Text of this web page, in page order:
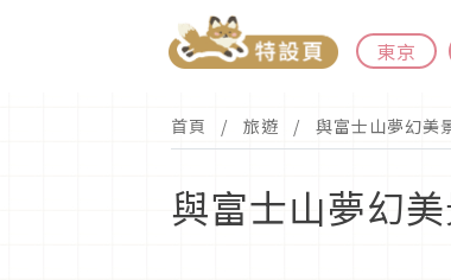
東京
首頁 旅遊 與富士山夢幻美
與富士山夢幻